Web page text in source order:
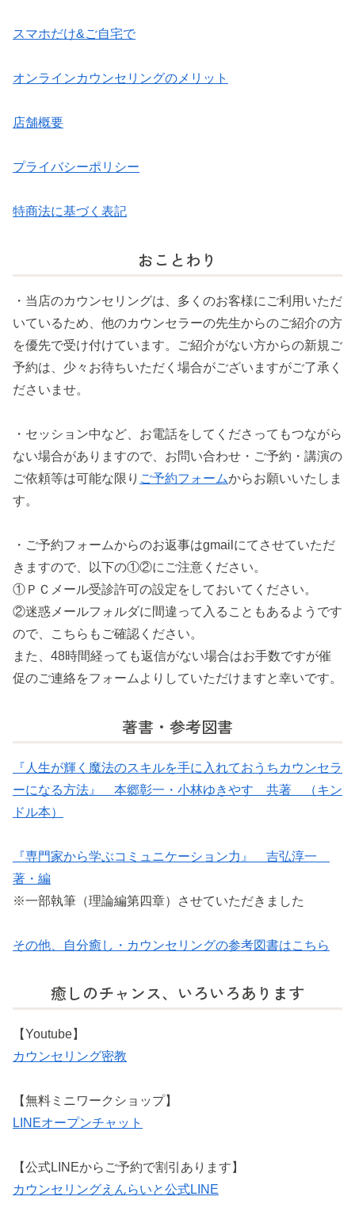
スマホだけ&ご自宅で
オンラインカウンセリングのメリット
店舗概要
プライバシーポリシー
特商法に基づく表記
おことわり
・当店のカウンセリングは、多くのお客様にご利用いただ
いているため、他のカウンセラーの先生からのご紹介の方
を優先で受け付けています。ご紹介がない方からの新規ご
予約は、少々お待ちいただく場合がございますがご了承く
ださいませ。
・セッション中など、お電話をしてくださってもつながら
ない場合がありますので、お問い合わせ・ご予約・講演の
ご依頼等は可能な限り ご予約フォームからお願いいたしま
す。
・ご予約フォームからのお返事はgmailにてさせていただ
きますので、以下の①②にご注意ください。
①ＰＣメール受診許可の設定をしておいてください。
②迷惑メールフォルダに間違って入ることもあるようです
ので、こちらもご確認ください。
また、48時間経っても返信がない場合はお手数ですが催
促のご連絡をフォームよりしていただけますと幸いです。
著書・参考図書
『人生が輝く魔法のスキルを手に入れておうちカウンセラ
ーになる方法』 本郷彰一・小林ゆきやす 共著 （キン
ドル本）
『専門家から学ぶコミュニケーション力』 吉弘淳一
著・編
※一部執筆（理論編第四章）させていただきました
その他、自分癒し・カウンセリングの参考図書はこちら
癒しのチャンス、いろいろあります
【Youtube】
カウンセリング密教
【無料ミニワークショップ】
LINEオープンチャット
【公式LINEからご予約で割引あります】
カウンセリングえんらいと公式LINE